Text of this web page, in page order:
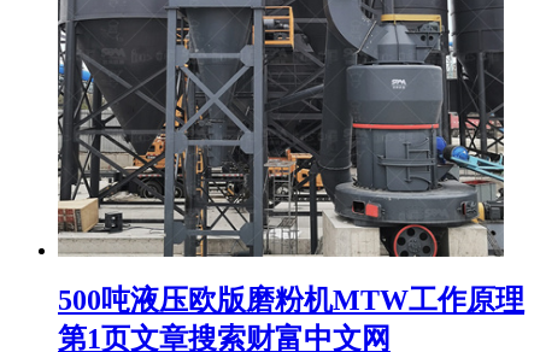
500吨液压欧版磨粉机MTW工作原理
第1页文章搜索财富中文网